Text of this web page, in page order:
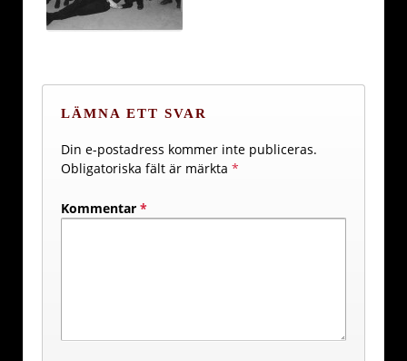
LÄMNA ETT SVAR
Din e-postadress kommer inte publiceras.
Obligatoriska fält är märkta *
Kommentar *